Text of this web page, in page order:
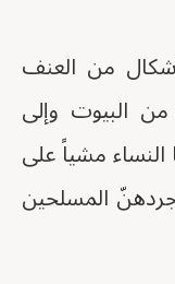
من العنف
من البيوت وإلى
النساء مشياً على
المسلحين